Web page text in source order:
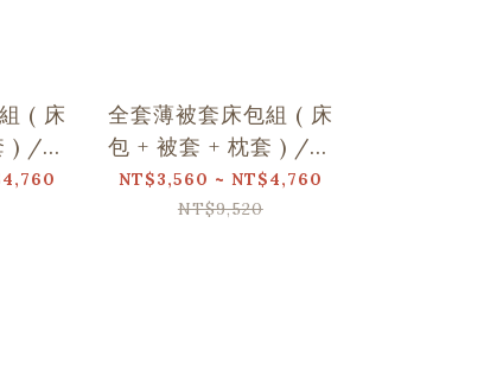
( 床
) /翔
日常
全套薄被套床包組 ( 床
包 + 被套 + 枕套 ) /翔
仔居家聯名/野花草與
蝴蝶
NT$3,560 ~ NT$4,760
NT$9,520